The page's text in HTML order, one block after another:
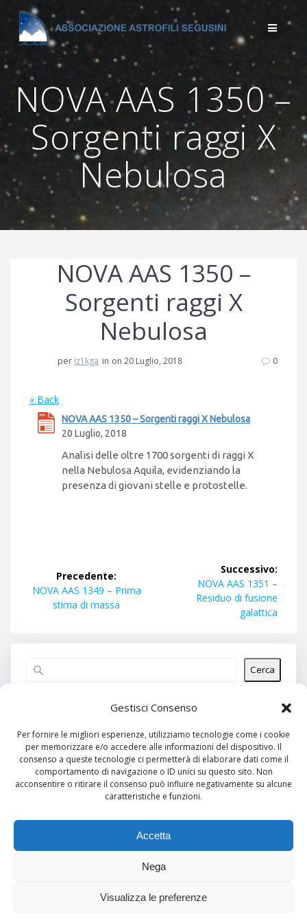
Gestisci Consenso
Per fornire le migliori esperienze, utilizziamo tecnologie come i cookie
per memorizzare e/o accedere alle informazioni del dispositivo. Il
consenso a queste tecnologie ci permetterà di elaborare dati come il
comportamento di navigazione o ID unici su questo sito. Non
acconsentire o ritirare il consenso può influire negativamente su alcune
caratteristiche e funzioni.
Accetta
Nega
Visualizza le preferenze
Salta
al
contenuto
NOVA AAS 1350 –
Sorgenti raggi X
Nebulosa
NOVA AAS 1350 –
Sorgenti raggi X
Nebulosa
per iz1kga in on 20 Luglio, 2018 0
« Back
NOVA AAS 1350 – Sorgenti raggi X Nebulosa
20 Luglio, 2018
Analisi delle oltre 1700 sorgenti di raggi X
nella Nebulosa Aquila, evidenziando la
presenza di giovani stelle e protostelle.
articoliPrecedente:
Articolo
precedente:
NOVA AAS 1349 – Prima
stima di massa
Successivo:
Articolo
successivo:
NOVA AAS 1351 –
Residuo di fusione
galattica
Cerca
Articoli recenti
Commenti recenti
Nessun commento da mostrare.
Nessun archivio da mostrare.
Categorie
Nessuna categoria